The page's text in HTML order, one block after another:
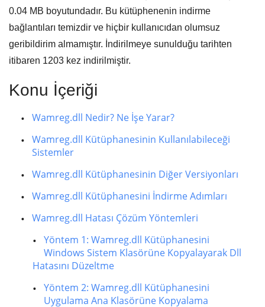
0.04 MB boyutundadır. Bu kütüphenenin indirme
bağlantıları temizdir ve hiçbir kullanıcıdan olumsuz
geribildirim almamıştır. İndirilmeye sunulduğu tarihten
itibaren 1203 kez indirilmiştir.
Konu İçeriği
Wamreg.dll Nedir? Ne İşe Yarar?
Wamreg.dll Kütüphanesinin Kullanılabileceği
Sistemler
Wamreg.dll Kütüphanesinin Diğer Versiyonları
Wamreg.dll Kütüphanesini İndirme Adımları
Wamreg.dll Hatası Çözüm Yöntemleri
Yöntem 1: Wamreg.dll Kütüphanesini
Windows Sistem Klasörüne Kopyalayarak Dll
Hatasını Düzeltme
Yöntem 2: Wamreg.dll Kütüphanesini
Uygulama Ana Klasörüne Kopyalama